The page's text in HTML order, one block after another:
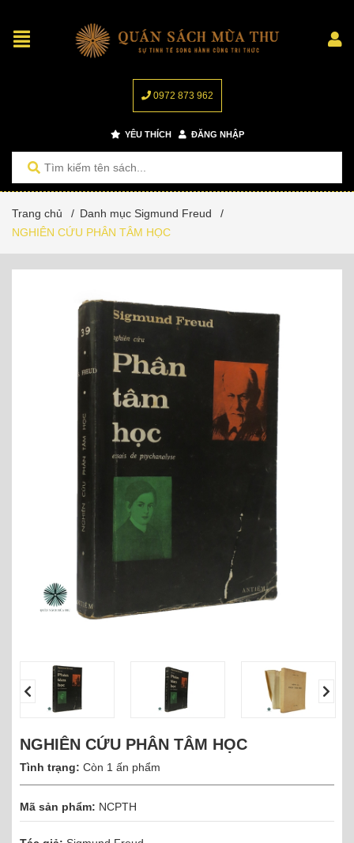
0972 873 962
YÊU THÍCH ĐĂNG NHẬP
Trang chủ / Danh mục Sigmund Freud
/
NGHIÊN CỨU PHÂN TÂM HỌC
NGHIÊN CỨU PHÂN TÂM HỌC
Tình trạng: Còn 1 ấn phẩm
Mã sản phẩm: NCPTH